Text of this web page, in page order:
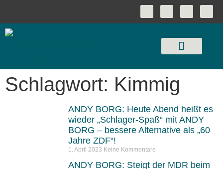
Schlagwort: Kimmig
ANDY BORG: Heute Abend heißt es
wieder „Schlager-Spaß“ mit ANDY
BORG – bessere Alternative als „60
Jahre ZDF“!
1. April 2023 Keine Kommentare
ANDY BORG: Steigt der MDR beim